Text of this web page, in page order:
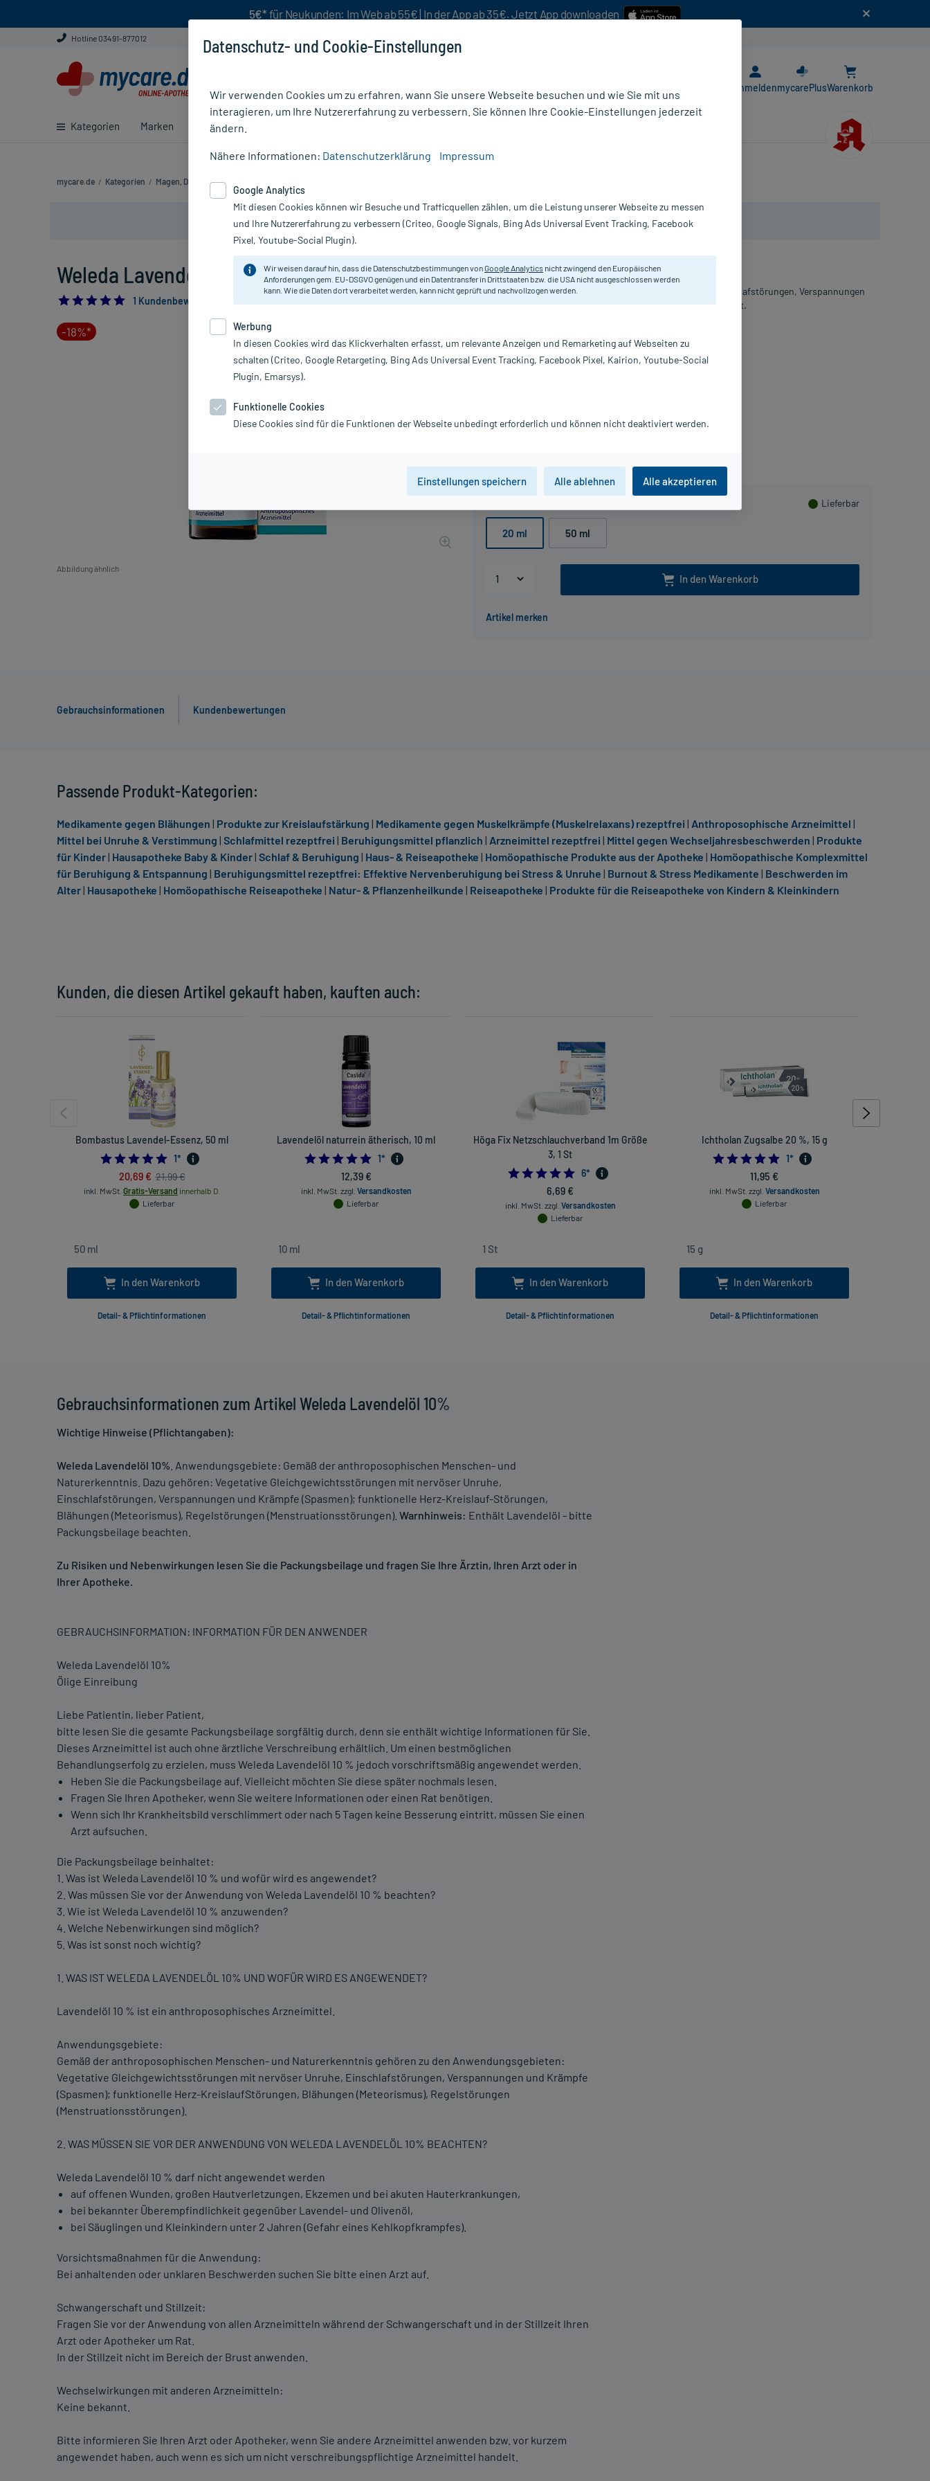
5€* für Neukunden: Im Web ab 55€ | In der App ab 35€. Jetzt App downloaden
Hotline 03491-877012
Kategorien Marken Ratgeber
AnmeldenmycarePlusWarenkorb
mycare.de / Kategorien / Magen, Darm & Verdauung
Nur für kurze Zeit:Gratis-Versand* ab 19€ Mindestbestellwert!
Weleda Lavendelöl 10%, 20 ml
5.0
1 Kundenbewertung*
-18%*
Abbildung ähnlich
14,29 €
Grundpreis: 714,50 € / l
Lieferbar
20 ml 50 ml
In den Warenkorb
Weleda
Für einen entspannten Schlaf. Hilft bei nervöser Unruhe, Einschlafstörungen, Verspannungen
und Krämpfen. Für Erwachsene und Kinder ab 2 Jahren geeignet.
Inhalt:
20 ml
PZN:
00572854
Gebrauchsinformationen Kundenbewertungen
Gebrauchsinformationen zum Artikel Weleda Lavendelöl 10%
Wichtige Hinweise (Pflichtangaben):
Weleda Lavendelöl 10% . Anwendungsgebiete: Gemäß der anthroposophischen Menschen- und
Naturerkenntnis. Dazu gehören: Vegetative Gleichgewichtsstörungen mit nervöser Unruhe,
Einschlafstörungen, Verspannungen und Krämpfe (Spasmen); funktionelle Herz-Kreislauf-Störungen,
Blähungen (Meteorismus), Regelstörungen (Menstruationsstörungen). Warnhinweis: Enthält Lavendelöl - bitte
Packungsbeilage beachten.
Zu Risiken und Nebenwirkungen lesen Sie die Packungsbeilage und fragen Sie Ihre Ärztin, Ihren Arzt oder in
Ihrer Apotheke.
GEBRAUCHSINFORMATION: INFORMATION FÜR DEN ANWENDER
Weleda Lavendelöl 10%
Ölige Einreibung
Liebe Patientin, lieber Patient,
bitte lesen Sie die gesamte Packungsbeilage sorgfältig durch, denn sie enthält wichtige Informationen für Sie.
Dieses Arzneimittel ist auch ohne ärztliche Verschreibung erhältlich. Um einen bestmöglichen
Behandlungserfolg zu erzielen, muss Weleda Lavendelöl 10 % jedoch vorschriftsmäßig angewendet werden.
Heben Sie die Packungsbeilage auf. Vielleicht möchten Sie diese später nochmals lesen.
Fragen Sie Ihren Apotheker, wenn Sie weitere Informationen oder einen Rat benötigen.
Wenn sich Ihr Krankheitsbild verschlimmert oder nach 5 Tagen keine Besserung eintritt, müssen Sie einen
Arzt aufsuchen.
Die Packungsbeilage beinhaltet:
1. Was ist Weleda Lavendelöl 10 % und wofür wird es angewendet?
2. Was müssen Sie vor der Anwendung von Weleda Lavendelöl 10 % beachten?
3. Wie ist Weleda Lavendelöl 10 % anzuwenden?
4. Welche Nebenwirkungen sind möglich?
5. Was ist sonst noch wichtig?
1. WAS IST WELEDA LAVENDELÖL 10% UND WOFÜR WIRD ES ANGEWENDET?
Lavendelöl 10 % ist ein anthroposophisches Arzneimittel.
Anwendungsgebiete:
Gemäß der anthroposophischen Menschen- und Naturerkenntnis gehören zu den Anwendungsgebieten:
Vegetative Gleichgewichtsstörungen mit nervöser Unruhe, Einschlafstörungen, Verspannungen und Krämpfe
(Spasmen); funktionelle Herz-KreislaufStörungen, Blähungen (Meteorismus), Regelstörungen
(Menstruationsstörungen).
2. WAS MÜSSEN SIE VOR DER ANWENDUNG VON WELEDA LAVENDELÖL 10% BEACHTEN?
Weleda Lavendelöl 10 % darf nicht angewendet werden
auf offenen Wunden, großen Hautverletzungen, Ekzemen und bei akuten Hauterkrankungen,
bei bekannter Überempfindlichkeit gegenüber Lavendel- und Olivenöl,
bei Säuglingen und Kleinkindern unter 2 Jahren (Gefahr eines Kehlkopfkrampfes).
Vorsichtsmaßnahmen für die Anwendung:
Bei anhaltenden oder unklaren Beschwerden suchen Sie bitte einen Arzt auf.
Schwangerschaft und Stillzeit:
Fragen Sie vor der Anwendung von allen Arzneimitteln während der Schwangerschaft und in der Stillzeit Ihren
Arzt oder Apotheker um Rat.
In der Stillzeit nicht im Bereich der Brust anwenden.
Wechselwirkungen mit anderen Arzneimitteln:
Keine bekannt.
Bitte informieren Sie Ihren Arzt oder Apotheker, wenn Sie andere Arzneimittel anwenden bzw. vor kurzem
angewendet haben, auch wenn es sich um nicht verschreibungspflichtige Arzneimittel handelt.
Kunden, die diesen Artikel gekauft haben, kauften auch:
Bombastus Lavendel-Essenz, 50 ml
5.0
1*
20,69 € 21,99 €
inkl. MwSt. Gratis-Versand innerhalb D.
Lieferbar
In den Warenkorb
Detail- & Pflichtinformationen
Lavendelöl naturrein ätherisch, 10 ml
5.0
1*
12,39 €
inkl. MwSt. zzgl. Versandkosten
Lieferbar
In den Warenkorb
Detail- & Pflichtinformationen
Höga Fix Netzschlauchverband 1m Größe
3, 1 St
4.833333333333333
6*
6,69 €
inkl. MwSt. zzgl. Versandkosten
Lieferbar
In den Warenkorb
Detail- & Pflichtinformationen
Ichtholan Zugsalbe 20 %, 15 g
5.0
1*
11,95 €
inkl. MwSt. zzgl. Versandkosten
Lieferbar
In den Warenkorb
Detail- & Pflichtinformationen
Passende Produkt-Kategorien:
Medikamente gegen Blähungen | Produkte zur Kreislaufstärkung | Medikamente gegen Muskelkrämpfe (Muskelrelaxans) rezeptfrei | Anthroposophische Arzneimittel |
Mittel bei Unruhe & Verstimmung | Schlafmittel rezeptfrei | Beruhigungsmittel pflanzlich | Arzneimittel rezeptfrei | Mittel gegen Wechseljahresbeschwerden | Produkte
für Kinder| Hausapotheke Baby & Kinder| Schlaf & Beruhigung | Haus- & Reiseapotheke | Homöopathische Produkte aus der Apotheke | Homöopathische Komplexmittel
für Beruhigung & Entspannung | Beruhigungsmittel rezeptfrei: Effektive Nervenberuhigung bei Stress & Unruhe | Burnout & Stress Medikamente | Beschwerden im
Alter| Hausapotheke | Homöopathische Reiseapotheke | Natur- & Pflanzenheilkunde | Reiseapotheke | Produkte für die Reiseapotheke von Kindern & Kleinkindern
Datenschutz- und Cookie-Einstellungen
Wir verwenden Cookies um zu erfahren, wann Sie unsere Webseite besuchen und wie Sie mit uns
interagieren, um Ihre Nutzererfahrung zu verbessern. Sie können Ihre Cookie-Einstellungen jederzeit
ändern.
Nähere Informationen: Datenschutzerklärung Impressum
Google Analytics
Mit diesen Cookies können wir Besuche und Trafficquellen zählen, um die Leistung unserer Webseite zu messen
und Ihre Nutzererfahrung zu verbessern (Criteo, Google Signals, Bing Ads Universal Event Tracking, Facebook
Pixel, Youtube-Social Plugin).
Wir weisen darauf hin, dass die Datenschutzbestimmungen vonGoogle Analytics nicht zwingend den Europäischen
Anforderungen gem. EU-DSGVO genügen und ein Datentransfer in Drittstaaten bzw. die USA nicht ausgeschlossen werden
kann. Wie die Daten dort verarbeitet werden, kann nicht geprüft und nachvollzogen werden.
Werbung
In diesen Cookies wird das Klickverhalten erfasst, um relevante Anzeigen und Remarketing auf Webseiten zu
schalten (Criteo, Google Retargeting, Bing Ads Universal Event Tracking, Facebook Pixel, Kairion, Youtube-Social
Plugin, Emarsys).
Funktionelle Cookies
Diese Cookies sind für die Funktionen der Webseite unbedingt erforderlich und können nicht deaktiviert werden.
Einstellungen speichern Alle ablehnen Alle akzeptieren